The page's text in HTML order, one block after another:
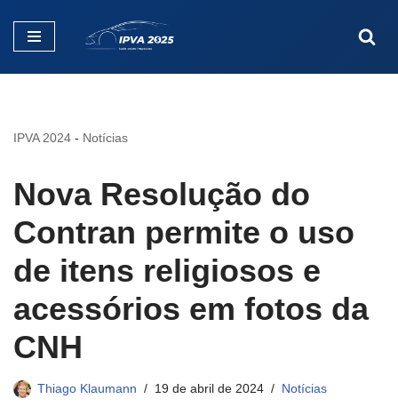
Pular
IPVA 2024 - Notícias
Nova Resolução do
Contran permite o uso
de itens religiosos e
acessórios em fotos da
CNH
Thiago Klaumann 19 de abril de 2024 Notícias